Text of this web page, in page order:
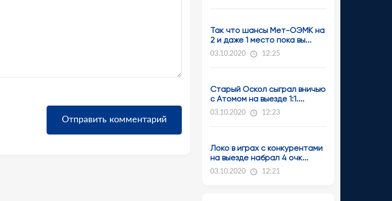
Так что шансы Мет-ОЭМК на
2 и даже 1 место пока вы...
03.10.2020 12:25
Старый Оскол сыграл вничью
с Атомом на выезде 1:1....
03.10.2020 12:23
Локо в играх с конкурентами
на выезде набрал 4 очк...
03.10.2020 12:21